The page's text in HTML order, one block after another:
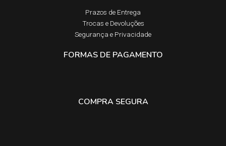
página
produto
Prazos de Entrega​
Trocas e Devoluções​
Segurança e Privacidade
FORMAS DE PAGAMENTO
COMPRA SEGURA